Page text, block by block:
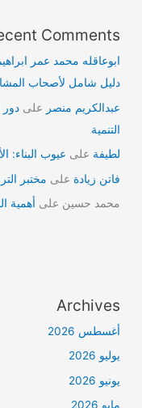
Comments
ابوعاقله محمد عمر
دليل شامل لأصحاب
عبدالكريم منصر علىدور
التنمية
لطيفة على عيوب البناء:
فاتن زيادة على مختبر
محمد حسين على أهمية
Archives
أغسطس 2026
يوليو 2026
يونيو 2026
مايو 2026